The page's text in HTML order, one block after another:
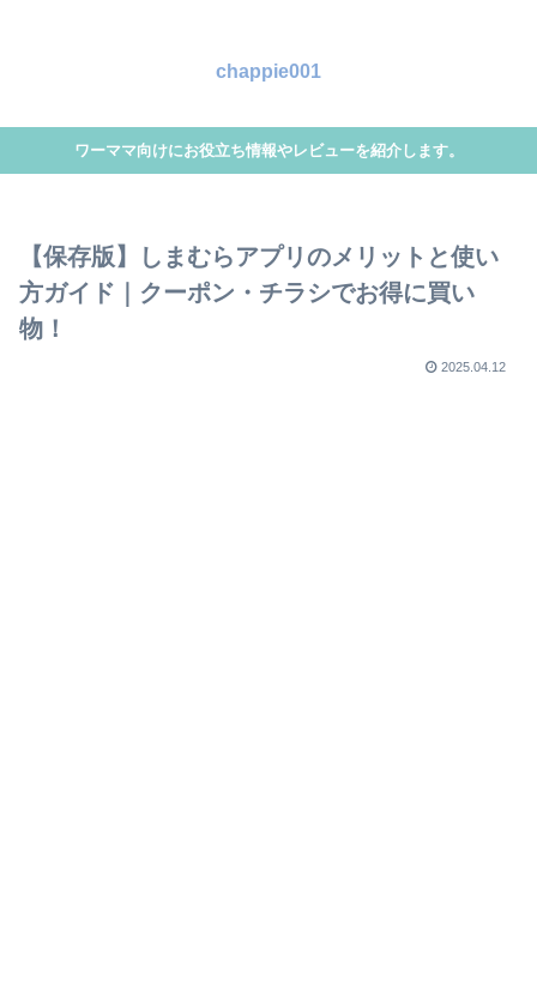
chappie001
ワーママ向けにお役立ち情報やレビューを紹介します。
【保存版】しまむらアプリのメリットと使い
方ガイド｜クーポン・チラシでお得に買い
物！
2025.04.12